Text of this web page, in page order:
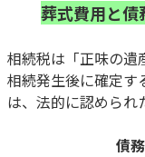
葬式費用と債
相続税は「正味の遺
相続発生後に確定す
は、法的に認められ
債